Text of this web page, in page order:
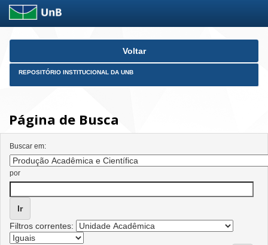
Skip
Voltar
REPOSITÓRIO INSTITUCIONAL DA UNB
Página de Busca
Buscar em:
por
Filtros correntes: